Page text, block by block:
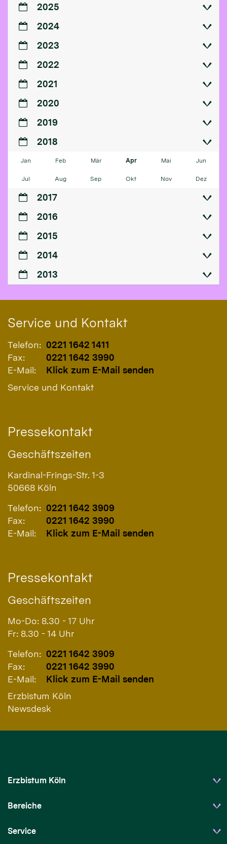
2025
2024
2023
2022
2021
2020
2019
2018
Jan Feb Mär Apr Mai Jun
Jul Aug Sep Okt Nov Dez
2017
2016
2015
2014
2013
Service und Kontakt
Telefon: 0221 1642 1411
Fax:
0221 1642 3990
E-Mail:
Klick zum E-Mail senden
Service und Kontakt
Pressekontakt
Geschäftszeiten
Kardinal-Frings-Str. 1-3
50668 Köln
Telefon: 0221 1642 3909
Fax:
0221 1642 3990
E-Mail:
Klick zum E-Mail senden
Pressekontakt
Geschäftszeiten
Mo-Do: 8.30 - 17 Uhr
Fr: 8.30 - 14 Uhr
Telefon: 0221 1642 3909
Fax:
0221 1642 3990
E-Mail:
Klick zum E-Mail senden
Erzbistum Köln
Newsdesk
Erzbistum Köln
Bereiche
Service